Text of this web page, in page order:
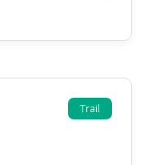
Trail